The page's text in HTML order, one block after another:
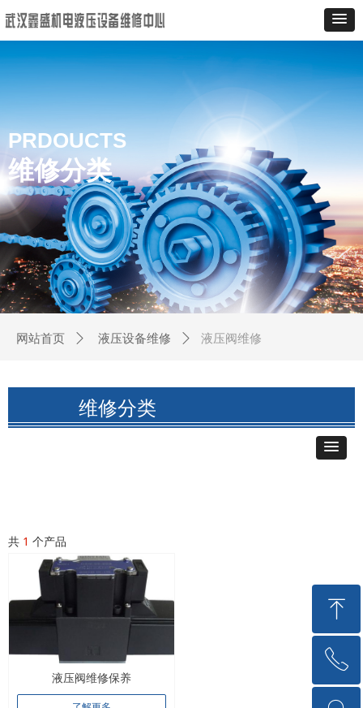
PRDOUCTS
维修分类
网站首页 ꄲ 液压设备维修 ꄲ 液压阀维修
维修分类
共 1 个产品
液压阀维修保养
ꁸ
回到顶部
ꂅ